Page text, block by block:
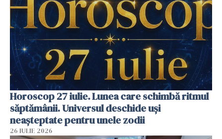
Horoscop 27 iulie. Lunea care schimbă ritmul
săptămânii. Universul deschide uși
neașteptate pentru unele zodii
26 IULIE 2026